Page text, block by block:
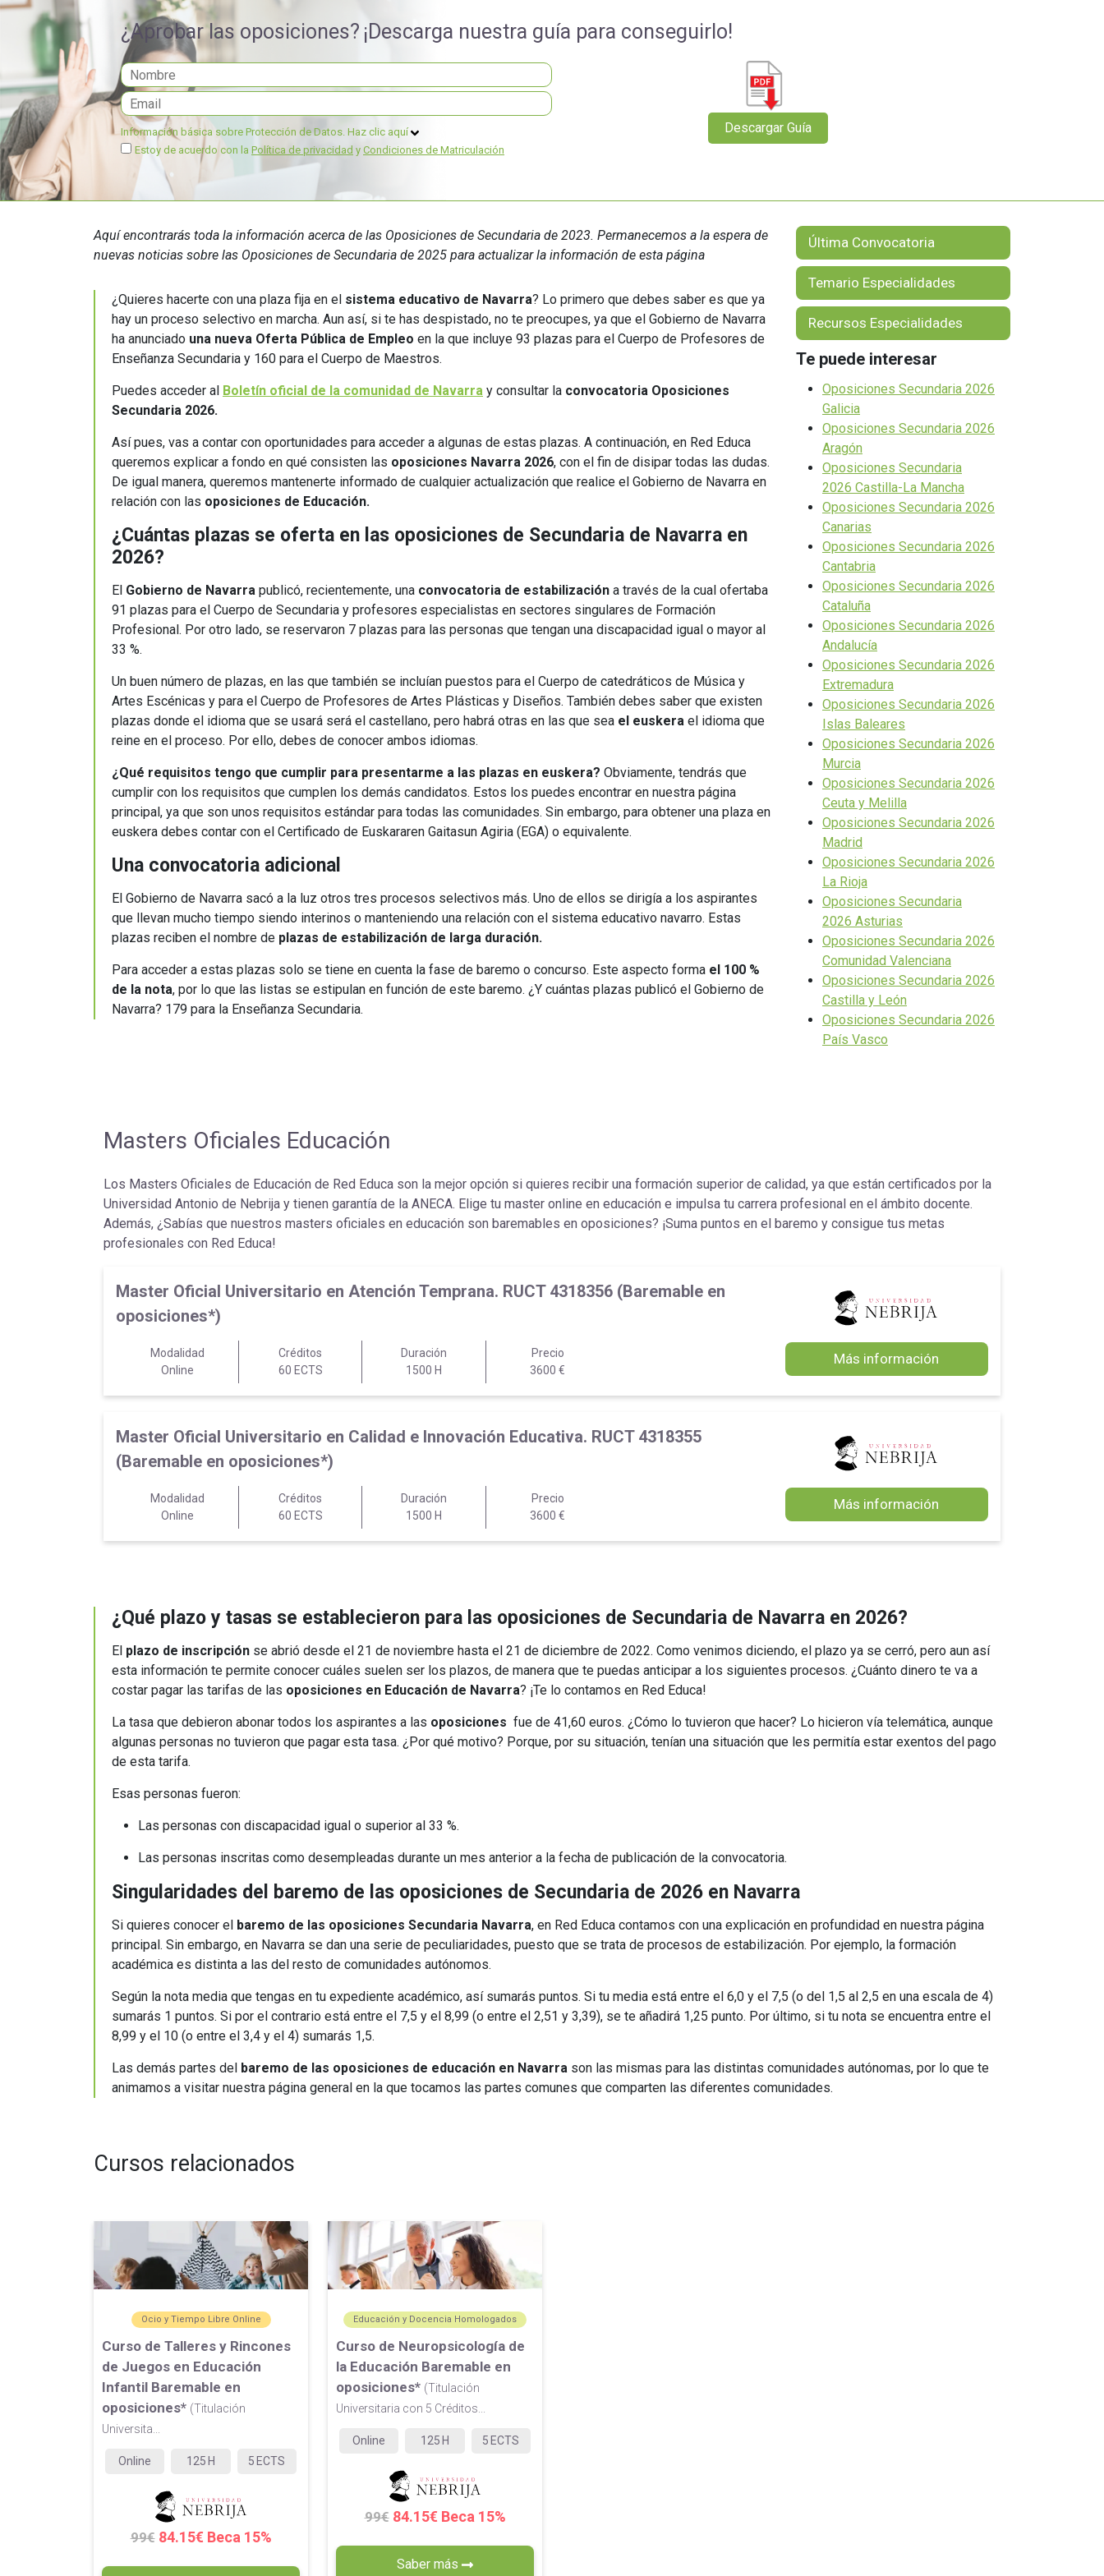
Ver Cursos
Masteres Educación
Másteres Oficiales
Masters Profesionales
¿Aprobar las oposiciones? ¡Descarga nuestra guía para conseguirlo!
Información básica sobre Protección de Datos. Haz clic aquí
Estoy de acuerdo con la Política de privacidad y Condiciones de Matriculación
Aquí encontrarás toda la información acerca de las Oposiciones de Secundaria de 2023. Permanecemos a la espera de
nuevas noticias sobre las Oposiciones de Secundaria de 2025 para actualizar la información de esta página
¿Quieres hacerte con una plaza fija en el sistema educativo de Navarra? Lo primero que debes saber es que ya
hay un proceso selectivo en marcha. Aun así, si te has despistado, no te preocupes, ya que el Gobierno de Navarra
ha anunciado una nueva Oferta Pública de Empleo en la que incluye 93 plazas para el Cuerpo de Profesores de
Enseñanza Secundaria y 160 para el Cuerpo de Maestros.
Puedes acceder al Boletín oficial de la comunidad de Navarra y consultar la convocatoria Oposiciones
Secundaria 2026.
Así pues, vas a contar con oportunidades para acceder a algunas de estas plazas. A continuación, en Red Educa
queremos explicar a fondo en qué consisten las oposiciones Navarra 2026, con el fin de disipar todas las dudas.
De igual manera, queremos mantenerte informado de cualquier actualización que realice el Gobierno de Navarra en
relación con las oposiciones de Educación.
¿Cuántas plazas se oferta en las oposiciones de Secundaria de Navarra en
2026?
El Gobierno de Navarra publicó, recientemente, una convocatoria de estabilización a través de la cual ofertaba
91 plazas para el Cuerpo de Secundaria y profesores especialistas en sectores singulares de Formación
Profesional. Por otro lado, se reservaron 7 plazas para las personas que tengan una discapacidad igual o mayor al
33 %.
Un buen número de plazas, en las que también se incluían puestos para el Cuerpo de catedráticos de Música y
Artes Escénicas y para el Cuerpo de Profesores de Artes Plásticas y Diseños. También debes saber que existen
plazas donde el idioma que se usará será el castellano, pero habrá otras en las que sea el euskera el idioma que
reine en el proceso. Por ello, debes de conocer ambos idiomas.
¿Qué requisitos tengo que cumplir para presentarme a las plazas en euskera? Obviamente, tendrás que
cumplir con los requisitos que cumplen los demás candidatos. Estos los puedes encontrar en nuestra página
principal, ya que son unos requisitos estándar para todas las comunidades. Sin embargo, para obtener una plaza en
euskera debes contar con el Certificado de Euskararen Gaitasun Agiria (EGA) o equivalente.
Una convocatoria adicional
El Gobierno de Navarra sacó a la luz otros tres procesos selectivos más. Uno de ellos se dirigía a los aspirantes
que llevan mucho tiempo siendo interinos o manteniendo una relación con el sistema educativo navarro. Estas
plazas reciben el nombre de plazas de estabilización de larga duración.
Para acceder a estas plazas solo se tiene en cuenta la fase de baremo o concurso. Este aspecto forma el 100 %
de la nota, por lo que las listas se estipulan en función de este baremo. ¿Y cuántas plazas publicó el Gobierno de
Navarra? 179 para la Enseñanza Secundaria.
Última Convocatoria
Temario Especialidades
Recursos Especialidades
Te puede interesar
Oposiciones Secundaria 2026
Galicia
Oposiciones Secundaria 2026
Aragón
Oposiciones Secundaria
2026 Castilla-La Mancha
Oposiciones Secundaria 2026
Canarias
Oposiciones Secundaria 2026
Cantabria
Oposiciones Secundaria 2026
Cataluña
Oposiciones Secundaria 2026
Andalucía
Oposiciones Secundaria 2026
Extremadura
Oposiciones Secundaria 2026
Islas Baleares
Oposiciones Secundaria 2026
Murcia
Oposiciones Secundaria 2026
Ceuta y Melilla
Oposiciones Secundaria 2026
Madrid
Oposiciones Secundaria 2026
La Rioja
Oposiciones Secundaria
2026 Asturias
Oposiciones Secundaria 2026
Comunidad Valenciana
Oposiciones Secundaria 2026
Castilla y León
Oposiciones Secundaria 2026
País Vasco
Masters Oficiales Educación
Los Masters Oficiales de Educación de Red Educa son la mejor opción si quieres recibir una formación superior de calidad, ya que están certificados por la
Universidad Antonio de Nebrija y tienen garantía de la ANECA. Elige tu master online en educación e impulsa tu carrera profesional en el ámbito docente.
Además, ¿Sabías que nuestros masters oficiales en educación son baremables en oposiciones? ¡Suma puntos en el baremo y consigue tus metas
profesionales con Red Educa!
Master Oficial Universitario en Atención Temprana. RUCT 4318356 (Baremable en
oposiciones*)
Modalidad
Online
Créditos
60 ECTS
Duración
1500 H
Precio
3600 €
Más información
Master Oficial Universitario en Calidad e Innovación Educativa. RUCT 4318355
(Baremable en oposiciones*)
Modalidad
Online
Créditos
60 ECTS
Duración
1500 H
Precio
3600 €
Más información
¿Qué plazo y tasas se establecieron para las oposiciones de Secundaria de Navarra en 2026?
El plazo de inscripción se abrió desde el 21 de noviembre hasta el 21 de diciembre de 2022. Como venimos diciendo, el plazo ya se cerró, pero aun así
esta información te permite conocer cuáles suelen ser los plazos, de manera que te puedas anticipar a los siguientes procesos. ¿Cuánto dinero te va a
costar pagar las tarifas de las oposiciones en Educación de Navarra? ¡Te lo contamos en Red Educa!
La tasa que debieron abonar todos los aspirantes a las oposiciones fue de 41,60 euros. ¿Cómo lo tuvieron que hacer? Lo hicieron vía telemática, aunque
algunas personas no tuvieron que pagar esta tasa. ¿Por qué motivo? Porque, por su situación, tenían una situación que les permitía estar exentos del pago
de esta tarifa.
Esas personas fueron:
Las personas con discapacidad igual o superior al 33 %.
Las personas inscritas como desempleadas durante un mes anterior a la fecha de publicación de la convocatoria.
Singularidades del baremo de las oposiciones de Secundaria de 2026 en Navarra
Si quieres conocer el baremo de las oposiciones Secundaria Navarra, en Red Educa contamos con una explicación en profundidad en nuestra página
principal. Sin embargo, en Navarra se dan una serie de peculiaridades, puesto que se trata de procesos de estabilización. Por ejemplo, la formación
académica es distinta a las del resto de comunidades autónomos.
Según la nota media que tengas en tu expediente académico, así sumarás puntos. Si tu media está entre el 6,0 y el 7,5 (o del 1,5 al 2,5 en una escala de 4)
sumarás 1 puntos. Si por el contrario está entre el 7,5 y el 8,99 (o entre el 2,51 y 3,39), se te añadirá 1,25 punto. Por último, si tu nota se encuentra entre el
8,99 y el 10 (o entre el 3,4 y el 4) sumarás 1,5.
Las demás partes del baremo de las oposiciones de educación en Navarra son las mismas para las distintas comunidades autónomas, por lo que te
animamos a visitar nuestra página general en la que tocamos las partes comunes que comparten las diferentes comunidades.
Cursos relacionados
Ocio y Tiempo Libre Online
Curso de Talleres y Rincones
de Juegos en Educación
Infantil Baremable en
oposiciones* (Titulación
Universita...
Online 125 H 5 ECTS
99€ 84.15€ Beca 15%
Educación y Docencia Homologados
Curso de Neuropsicología de
la Educación Baremable en
oposiciones* (Titulación
Universitaria con 5 Créditos...
Online 125 H 5 ECTS
99€ 84.15€ Beca 15%
Saber más